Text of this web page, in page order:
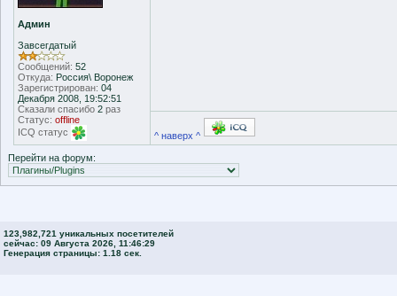
Админ
Завсегдатый
Сообщений: 52
Откуда: Россия\ Воронеж
Зарегистрирован: 04
Декабря 2008, 19:52:51
Сказали спасибо 2 раз
Статус: offline
ICQ статус
^ наверх ^
Перейти на форум:
123,982,721 уникальных посетителей
сейчас: 09 Августа 2026, 11:46:29
Генерация страницы: 1.18 сек.